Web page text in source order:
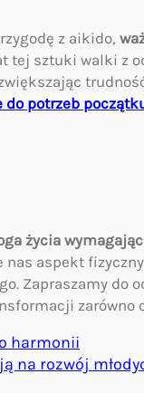
z aikido,
tej sztuki walki z
do potrzeb
życia
nas aspekt
Zapraszamy do
zarówno
harmonii
na rozwój